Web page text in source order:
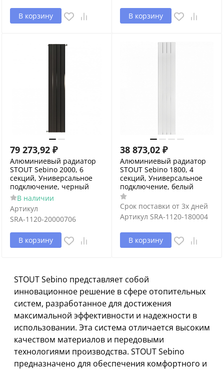
В корзину В корзину
79 273,92 ₽
Алюминиевый радиатор
STOUT Sebino 2000, 6
секций, Универсальное
подключение, черный
В наличии
Артикул
SRA-1120-20000706
В корзину
38 873,02 ₽
Алюминиевый радиатор
STOUT Sebino 1800, 4
секций, Универсальное
подключение, белый
Срок поставки от 3х дней
Артикул SRA-1120-180004
В корзину
STOUT Sebino представляет собой
инновационное решение в сфере отопительных
систем, разработанное для достижения
максимальной эффективности и надежности в
использовании. Эта система отличается высоким
качеством материалов и передовыми
технологиями производства. STOUT Sebino
предназначено для обеспечения комфортного и